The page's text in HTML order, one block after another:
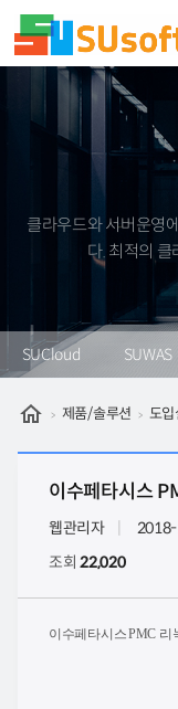
클라우드와 서버운영
다. 최적의
SUCloud SUWAS
제품/솔루션 도입
이수페타시스
웹관리자
조회22,020
이수페타시스PMC 리